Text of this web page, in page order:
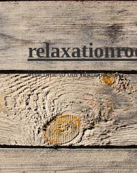
Welcome to our homepage